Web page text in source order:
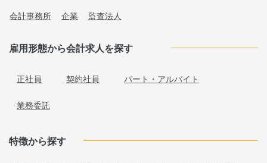
会計事務所 企業 監査法人
雇用形態から会計求人を探す
正社員 契約社員 パート・アルバイト
業務委託
特徴から探す